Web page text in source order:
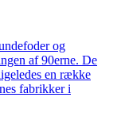
og
af 90erne. De
en række
fabrikker i